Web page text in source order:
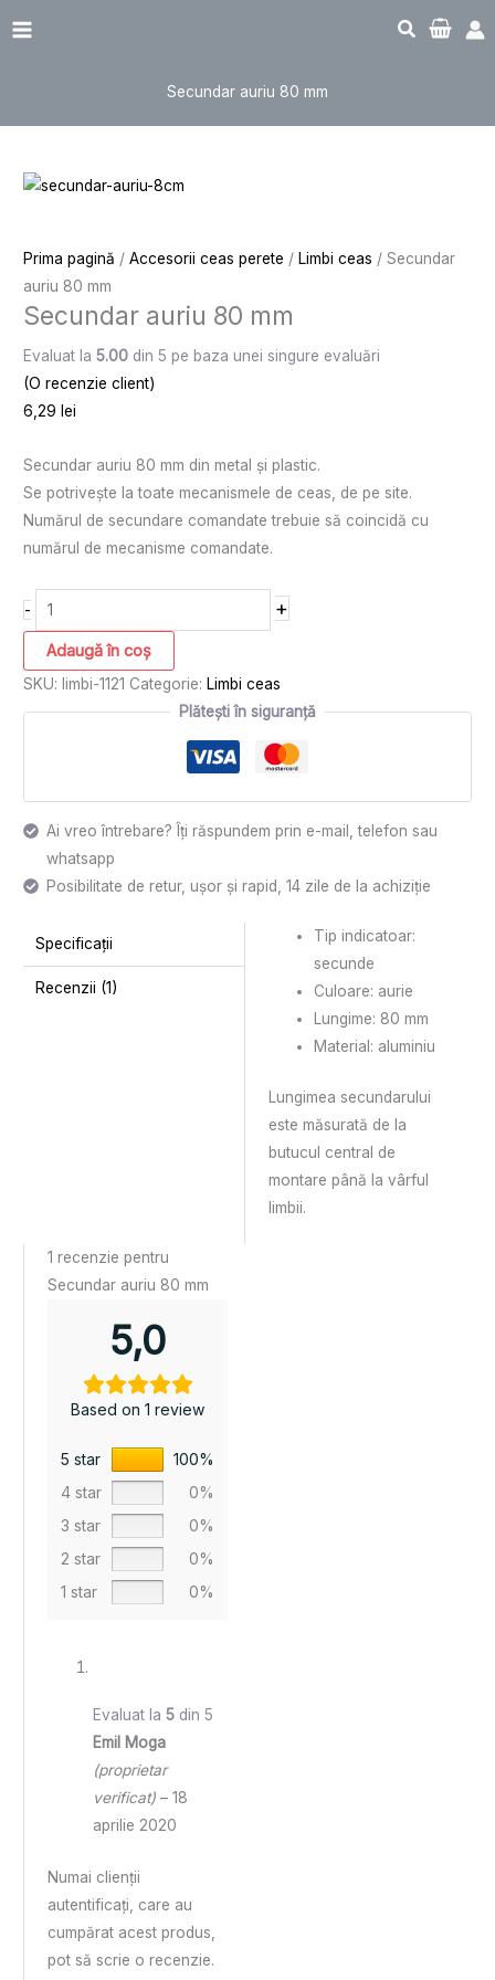
Main
Secundar auriu 80 mm
Prima pagină /Accesorii ceas perete / Limbi ceas / Secundar
auriu 80 mm
Secundar auriu 80 mm
Evaluat la5.00 din 5 pe baza unei singure evaluări
(O recenzie client)
6,29 lei
Secundar auriu 80 mm din metal și plastic.
Se potrivește la toate mecanismele de ceas, de pe site.
Numărul de secundare comandate trebuie să coincidă cu
numărul de mecanisme comandate.
-
mm
+
Adaugă în coș
SKU: limbi-1121 Categorie: Limbi ceas
Plătești în siguranță
Ai vreo întrebare? Îți răspundem prin e-mail, telefon sau
whatsapp
Posibilitate de retur, ușor și rapid, 14 zile de la achiziție
Specificații
Recenzii (1)
Tip indicatoar:
secunde
Culoare: aurie
Lungime: 80 mm
Material: aluminiu
Lungimea secundarului
este măsurată de la
butucul central de
montare până la vârful
limbii.
1 recenzie pentru
Secundar auriu 80 mm
5,0
Based on 1 review
5 star
100%
4 star
0%
3 star
0%
2 star
0%
1 star
0%
Evaluat la 5din 5
Emil Moga
(proprietar
verificat) – 18
aprilie 2020
Numai clienții
autentificați, care au
cumpărat acest produs,
pot să scrie o recenzie.